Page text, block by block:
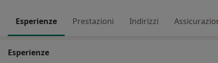
Esperienze Prestazioni Indirizzi
Esperienze